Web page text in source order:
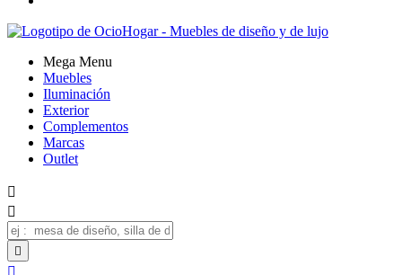
Mega Menu
Muebles
Iluminación
Exterior
Complementos
Marcas
Outlet



